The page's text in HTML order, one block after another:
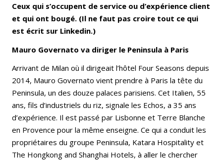
Ceux qui s’occupent de service ou d’expérience client
et qui ont bougé. (Il ne faut pas croire tout ce qui
est écrit sur Linkedin.)
Mauro Governato va diriger le Peninsula à Paris
Arrivant de Milan où il dirigeait l’hôtel Four Seasons depuis
2014, Mauro Governato vient prendre à Paris la tête du
Peninsula, un des douze palaces parisiens. Cet Italien, 55
ans, fils d’industriels du riz, signale les Echos, a 35 ans
d’expérience. Il est passé par Lisbonne et Terre Blanche
en Provence pour la même enseigne. Ce qui a conduit les
propriétaires du groupe Peninsula, Katara Hospitality et
The Hongkong and Shanghai Hotels, à aller le chercher